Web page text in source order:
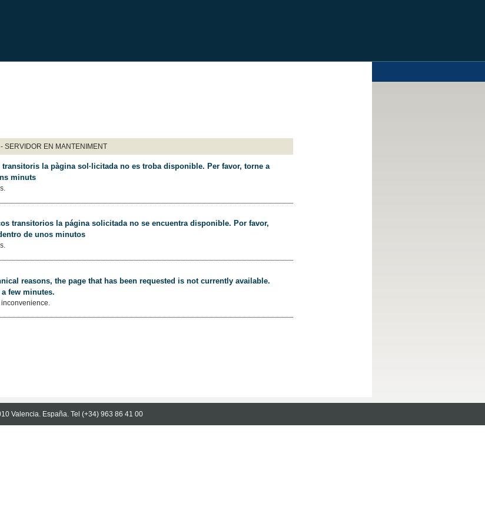
SERVIDOR EN MANTENIMENT
la pàgina sol·licitada no es troba disponible. Per favor, torne a
minuts
transitorios la página solicitada no se encuentra disponible. Por favor,
de unos minutos
reasons, the page that has been requested is not currently available.
few minutes.
Valencia. España. Tel (+34) 963 86 41 00